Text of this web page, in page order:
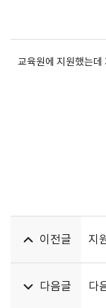
교육원에 지원했는
이전글 지
다음글 다